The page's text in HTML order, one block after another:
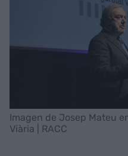
Imagen de Josep Mateu
Viària | RACC